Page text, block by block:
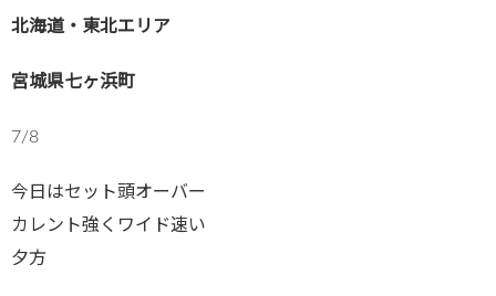
北海道・東北エリア
宮城県七ヶ浜町
7/8
今日はセット頭オーバー
カレント強くワイド速い
夕方